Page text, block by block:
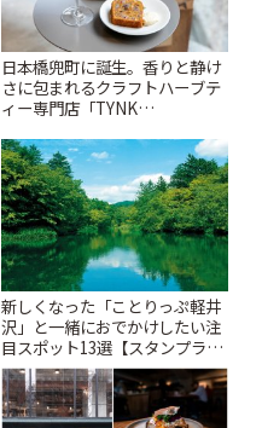
日本橋兜町に誕生。香りと静け
さに包まれるクラフトハーブテ
ィー専門店「TYNK
新しくなった「ことりっぷ軽井
沢」と一緒におでかけしたい注
目スポット13選【スタンプラリ
ー開催中】 | ことりっぷ